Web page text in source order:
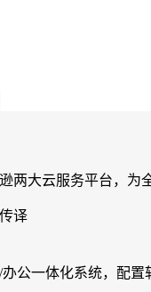
两大云服务平台，为
译
公一体化系统，配